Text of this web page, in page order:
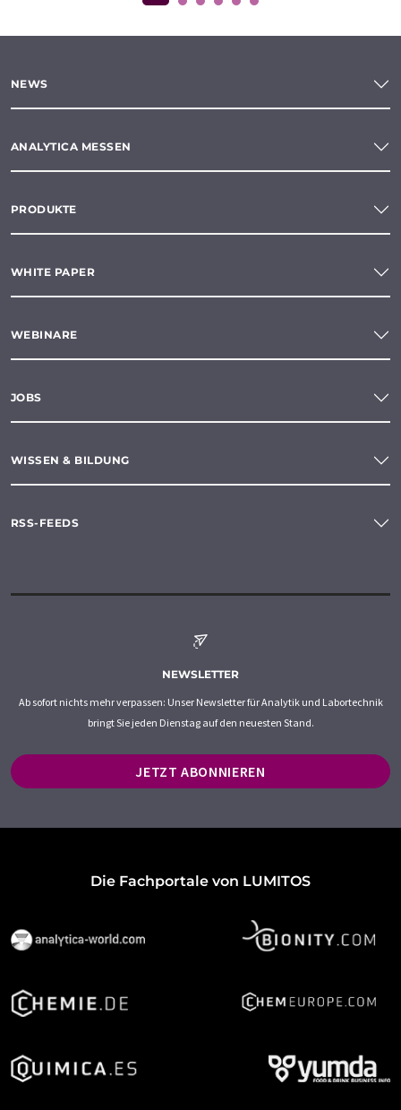
NEWS
ANALYTICA MESSEN
PRODUKTE
WHITE PAPER
WEBINARE
JOBS
WISSEN & BILDUNG
RSS-FEEDS
NEWSLETTER
Ab sofort nichts mehr verpassen: Unser Newsletter für Analytik und Labortechnik
bringt Sie jeden Dienstag auf den neuesten Stand.
JETZT ABONNIEREN
Die Fachportale von LUMITOS